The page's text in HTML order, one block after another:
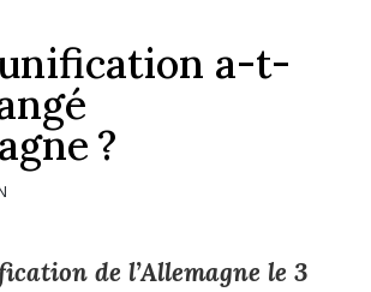
a-t-
?
de l’Allemagne le 3